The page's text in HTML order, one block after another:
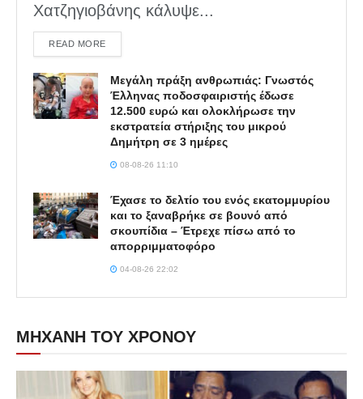
Χατζηγιοβάνης κάλυψε...
READ MOREDETAILS
Μεγάλη πράξη ανθρωπιάς: Γνωστός
Έλληνας ποδοσφαιριστής έδωσε
12.500 ευρώ και ολοκλήρωσε την
εκστρατεία στήριξης του μικρού
Δημήτρη σε 3 ημέρες
08-08-26 11:10
Έχασε το δελτίο του ενός εκατομμυρίου
και το ξαναβρήκε σε βουνό από
σκουπίδια – Έτρεχε πίσω από το
απορριμματοφόρο
04-08-26 22:02
ΜΗΧΑΝΗ ΤΟΥ ΧΡΟΝΟΥ